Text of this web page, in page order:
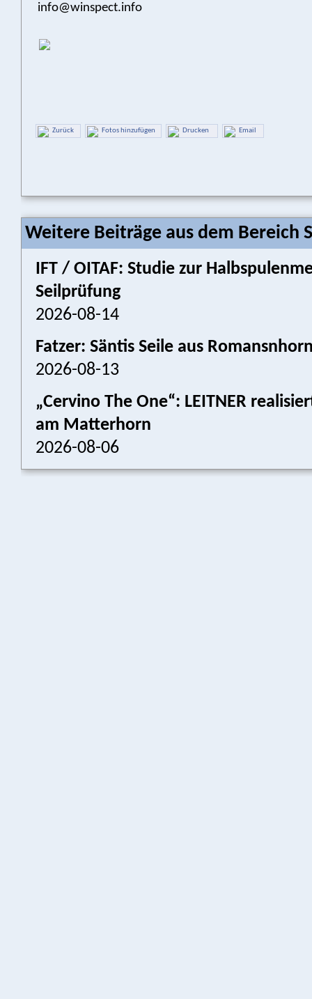
info@winspect.info
Zurück Fotos hinzufügen Drucken Email
Weitere Beiträge aus dem Bereich
IFT / OITAF: Studie zur
Seilprüfung
2026-08-14
Fatzer: Säntis Seile aus
2026-08-13
„Cervino The One“: LEITNER
am Matterhorn
2026-08-06